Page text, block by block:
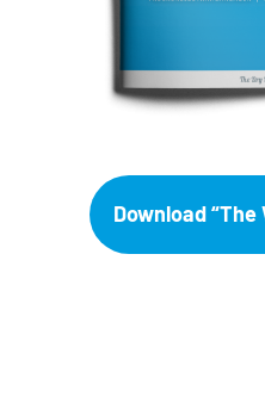
Download “The